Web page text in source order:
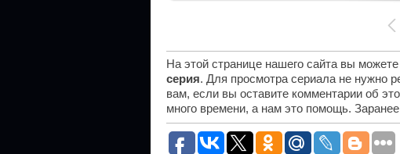
На этой странице нашего сайта вы
серия. Для просмотра сериала не нужно
вам, если вы оставите комментарии об
много времени, а нам это помощь.